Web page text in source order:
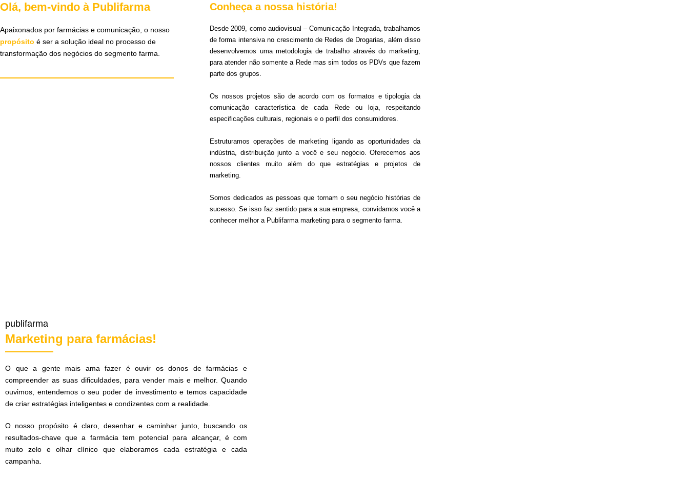
Olá, bem-vindo à Publifarma
Apaixonados por farmácias e comunicação, o nosso
propósito é ser a solução ideal no processo de
transformação dos negócios do segmento farma.
Conheça a nossa história!
Desde 2009, como audiovisual – Comunicação Integrada, trabalhamos
de forma intensiva no crescimento de Redes de Drogarias, além disso
desenvolvemos uma metodologia de trabalho através do marketing,
para atender não somente a Rede mas sim todos os PDVs que fazem
parte dos grupos.
Os nossos projetos são de acordo com os formatos e tipologia da
comunicação característica de cada Rede ou loja, respeitando
especificações culturais, regionais e o perfil dos consumidores.
Estruturamos operações de marketing ligando as oportunidades da
indústria, distribuição junto a você e seu negócio. Oferecemos aos
nossos clientes muito além do que estratégias e projetos de
marketing.
Somos dedicados as pessoas que tornam o seu negócio histórias de
sucesso. Se isso faz sentido para a sua empresa, convidamos você a
conhecer melhor a Publifarma marketing para o segmento farma.
publifarma
Marketing para farmácias!
O que a gente mais ama fazer é ouvir os donos de farmácias e
compreender as suas dificuldades, para vender mais e melhor. Quando
ouvimos, entendemos o seu poder de investimento e temos capacidade
de criar estratégias inteligentes e condizentes com a realidade.
O nosso propósito é claro, desenhar e caminhar junto, buscando os
resultados-chave que a farmácia tem potencial para alcançar, é com
muito zelo e olhar clínico que elaboramos cada estratégia e cada
campanha.